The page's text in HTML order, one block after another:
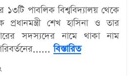
১৩টি পাবলিক বিশ্ববিদ্যালয় থেকে
প্রধানমন্ত্রী শেখ হাসিনা ও তার
সদস্যদের নামে থাকা নাম
বিস্তারিত